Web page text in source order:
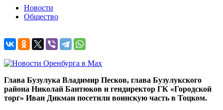
Новости
Общество
Глава Бузулука Владимир Песков, глава Бузулукского
района Николай Бантюков и гендиректор ГК «Городской
торг» Иван Дикман посетили воинскую часть в Тоцком.